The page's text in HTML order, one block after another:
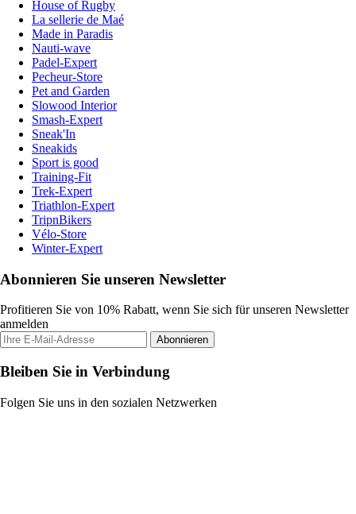
House of Rugby
La sellerie de Maé
Made in Paradis
Nauti-wave
Padel-Expert
Pecheur-Store
Pet and Garden
Slowood Interior
Smash-Expert
Sneak'In
Sneakids
Sport is good
Training-Fit
Trek-Expert
Triathlon-Expert
TripnBikers
Vélo-Store
Winter-Expert
Abonnieren Sie unseren Newsletter
Profitieren Sie von 10% Rabatt, wenn Sie sich für unseren Newsletter
anmelden
Abonnieren
Bleiben Sie in Verbindung
Folgen Sie uns in den sozialen Netzwerken